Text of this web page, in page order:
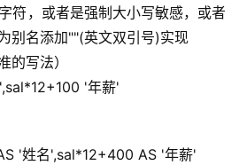
符，或者是强制大小写敏感，或者
别名添加""(英文双引号)实现
写法）
'年薪'
'姓名',sal*12+400 AS '年薪'